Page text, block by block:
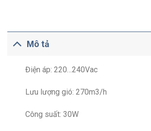
Mô tả
Điện áp: 220…240Vac
Lưu lượng gió: 270m3/h
Công suất: 30W